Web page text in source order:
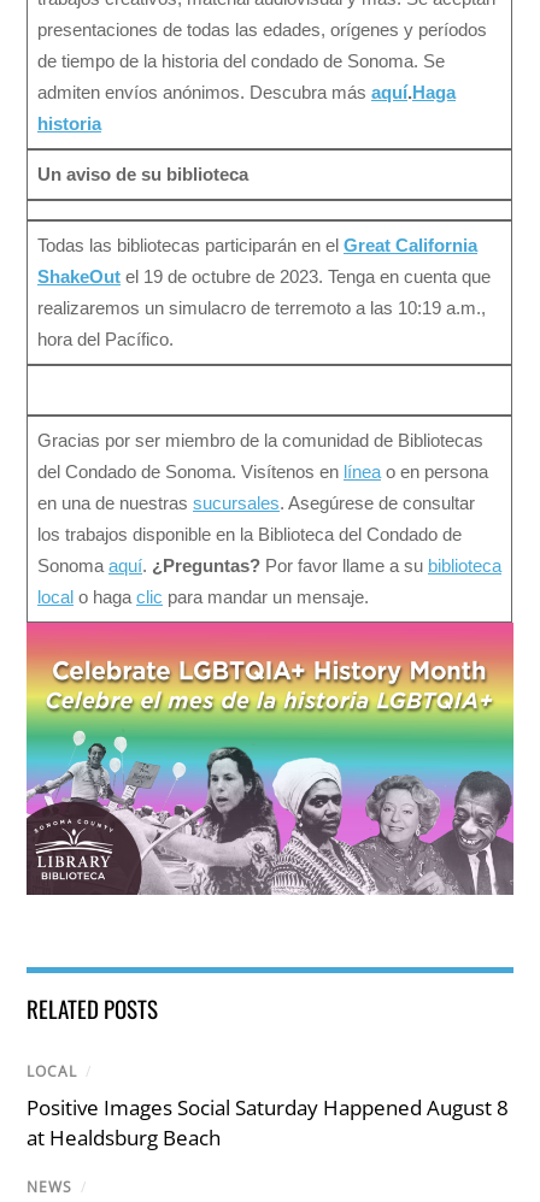
presentaciones de todas las edades, orígenes y períodos
de tiempo de la historia del condado de Sonoma. Se
admiten envíos anónimos. Descubra más aquí.Haga
historia
Un aviso de su biblioteca
Todas las bibliotecas participarán en el Great California
ShakeOut el 19 de octubre de 2023. Tenga en cuenta que
realizaremos un simulacro de terremoto a las 10:19 a.m.,
hora del Pacífico.
Gracias por ser miembro de la comunidad de Bibliotecas
del Condado de Sonoma. Visítenos en línea o en persona
en una de nuestras sucursales. Asegúrese de consultar
los trabajos disponible en la Biblioteca del Condado de
Sonoma aquí. ¿Preguntas? Por favor llame a su biblioteca
local o haga clic para mandar un mensaje.
RELATED POSTS
LOCAL /
Positive Images Social Saturday Happened August 8
at Healdsburg Beach
NEWS /